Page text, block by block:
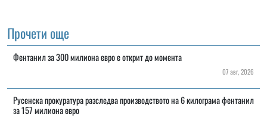
Прочети още
Фентанил за 300 милиона евро е открит до момента
07 авг, 2026
Русенска прокуратура разследва производството на 6 килограма фентанил
за 157 милиона евро